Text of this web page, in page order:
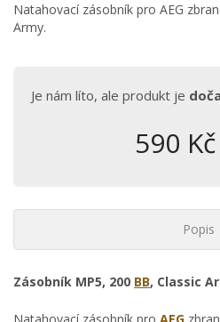
Natahovací zásobník pro AEG
Army.
Je nám líto, ale produkt je
590 Kč
Popis
Zásobník MP5, 200 BB, Classic